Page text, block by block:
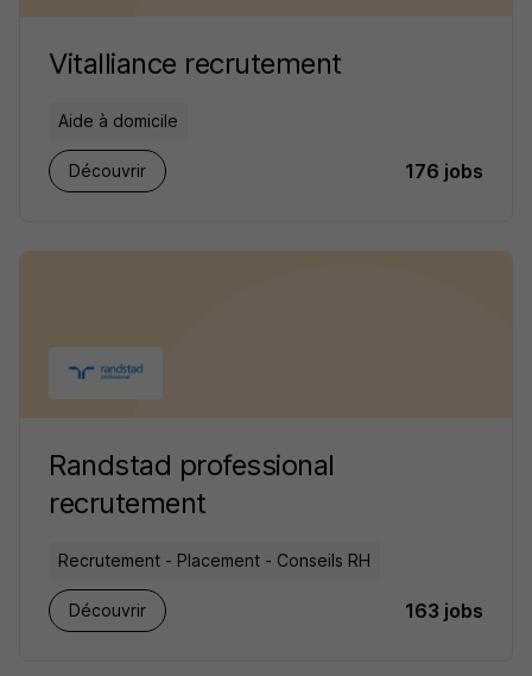
Vitalliance recrutement
Aide à domicile
Découvrir 176 jobs
Randstad professional
recrutement
Recrutement - Placement - Conseils RH
Découvrir 163 jobs